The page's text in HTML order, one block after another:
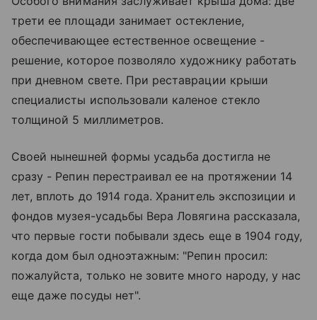
трети ее площади занимает остекление,
обеспечивающее естественное освещение -
решение, которое позволяло художнику работать
при дневном свете. При реставрации крыши
специалисты использовали каленое стекло
толщиной 5 миллиметров.
Своей нынешней формы усадьба достигла не
сразу - Репин перестраивал ее на протяжении 14
лет, вплоть до 1914 года. Хранитель экспозиции и
фондов музея-усадьбы Вера Ловягина рассказала,
что первые гости побывали здесь еще в 1904 году,
когда дом был одноэтажным: "Репин просил:
пожалуйста, только не зовите много народу, у нас
еще даже посуды нет".